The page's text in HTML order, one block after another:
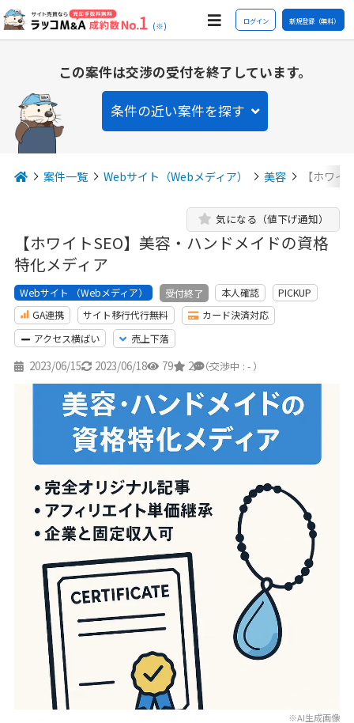
(※) ログイン 新規登録（無料）
この案件は交渉の受付を終了しています。
条件の近い案件を探す
案件一覧 Webサイト（Webメディア） 美容 【ホワ
【ホワイトSEO】美容・ハンドメイドの資格
特化メディア
気になる（値下げ通知）
Webサイト （Webメディア） 受付終了 本人確認
PICKUP
GA連携
サイト移行代行無料
カード決済対応
アクセス横ばい
売上下落
2023/06/15 2023/06/18 79 2 -
（交渉中 : - ）
※AI生成画像